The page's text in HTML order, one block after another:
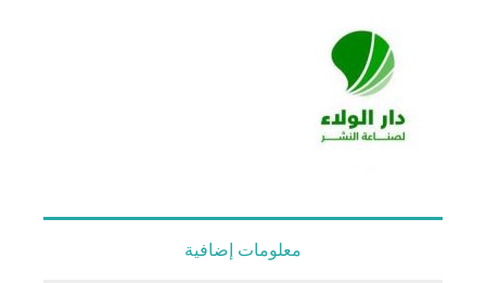
معلومات إضافية